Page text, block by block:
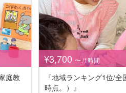
庭教
¥3,700 〜 /1時間
『地域ランキング1位/
時点。）』